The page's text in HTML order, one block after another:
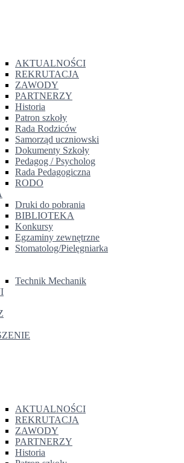
AKTUALNOŚCI
REKRUTACJA
ZAWODY
PARTNERZY
Historia
Patron szkoły
Rada Rodziców
Samorząd uczniowski
Dokumenty Szkoły
Pedagog / Psycholog
Rada Pedagogiczna
RODO
Druki do pobrania
BIBLIOTEKA
Konkursy
Egzaminy zewnętrzne
Stomatolog/Pielęgniarka
Technik Mechanik
AKTUALNOŚCI
REKRUTACJA
ZAWODY
PARTNERZY
Historia